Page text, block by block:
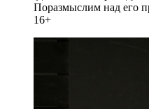
Поразмыслим над его
16+